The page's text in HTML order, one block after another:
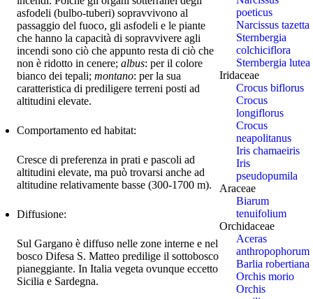
asfodeli (bulbo-tuberi) sopravvivono al
passaggio del fuoco, gli asfodeli e le piante
che hanno la capacità di sopravvivere agli
incendi sono ciò che appunto resta di ciò che
non è ridotto in cenere; albus: per il colore
bianco dei tepali; montano: per la sua
caratteristica di prediligere terreni posti ad
altitudini elevate.
Comportamento ed habitat:
Cresce di preferenza in prati e pascoli ad
altitudini elevate, ma può trovarsi anche ad
altitudine relativamente basse (300-1700 m).
Diffusione:
Sul Gargano è diffuso nelle zone interne e nel
bosco Difesa S. Matteo predilige il sottobosco
pianeggiante. In Italia vegeta ovunque eccetto
Sicilia e Sardegna.
poeticus
Narcissus tazetta
Sternbergia
colchiciflora
Sternbergia lutea
Iridaceae
Crocus biflorus
Crocus
longiflorus
Crocus
neapolitanus
Iris chamaeiris
Iris
pseudopumila
Araceae
Biarum
tenuifolium
Orchidaceae
Aceras
anthropophorum
Barlia robertiana
Orchis morio
Orchis